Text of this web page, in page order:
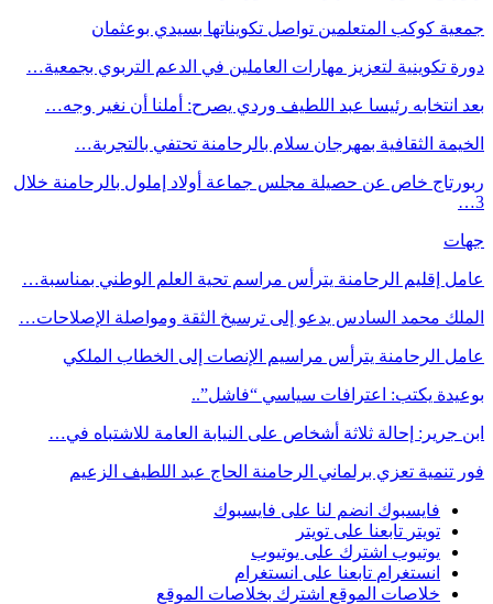
جمعية كوكب المتعلمين تواصل تكويناتها بسيدي بوعثمان
دورة تكوينية لتعزيز مهارات العاملين في الدعم التربوي بجمعية…
بعد انتخابه رئيسا عبد اللطيف وردي يصرح: أملنا أن نغير وجه…
الخيمة الثقافية بمهرجان سلام بالرحامنة تحتفي بالتجربة…
ربورتاج خاص عن حصيلة مجلس جماعة أولاد إملول بالرحامنة خلال
3…
جهات
عامل إقليم الرحامنة يترأس مراسم تحية العلم الوطني بمناسبة…
الملك محمد السادس يدعو إلى ترسيخ الثقة ومواصلة الإصلاحات…
عامل الرحامنة يترأس مراسيم الإنصات إلى الخطاب الملكي
بوعيدة يكتب: اعترافات سياسي “فاشل”..
ابن جرير: إحالة ثلاثة أشخاص على النيابة العامة للاشتباه في…
فور تنمية تعزي برلماني الرحامنة الحاج عبد اللطيف الزعيم
فايسبوك انضم لنا على فايسبوك
تويتر تابعنا على تويتر
يوتيوب اشترك على يوتيوب
انستغرام تابعنا على انستغرام
خلاصات الموقع اشترك بخلاصات الموقع